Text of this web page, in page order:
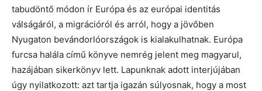
tabudöntő módon ír Európa és az európai identitás
válságáról, a migrációról és arról, hogy a jövőben
Nyugaton bevándorlóországok is kialakulhatnak. Európa
furcsa halála című könyve nemrég jelent meg magyarul,
hazájában sikerkönyv lett. Lapunknak adott interjújában
úgy nyilatkozott: azt tartja igazán súlyosnak, hogy a most